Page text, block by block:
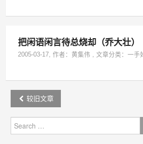
把闲语闲言待总烧却（乔大壮）
2005-03-17, 作者：黄集伟 ,文章分类：一手
Post
navigation
较旧文章
for: